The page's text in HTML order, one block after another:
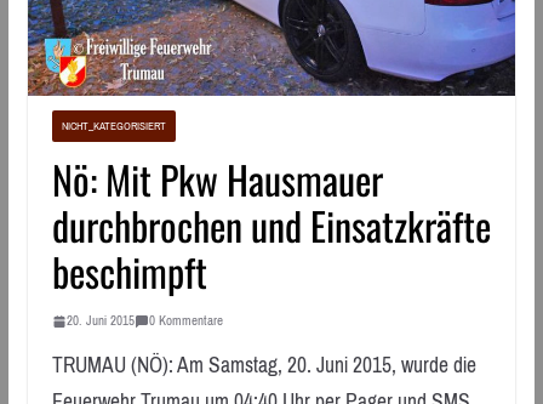
NICHT_KATEGORISIERT
Nö: Mit Pkw Hausmauer
durchbrochen und Einsatzkräfte
beschimpft
20. Juni 2015 0 Kommentare
TRUMAU (NÖ): Am Samstag, 20. Juni 2015, wurde die